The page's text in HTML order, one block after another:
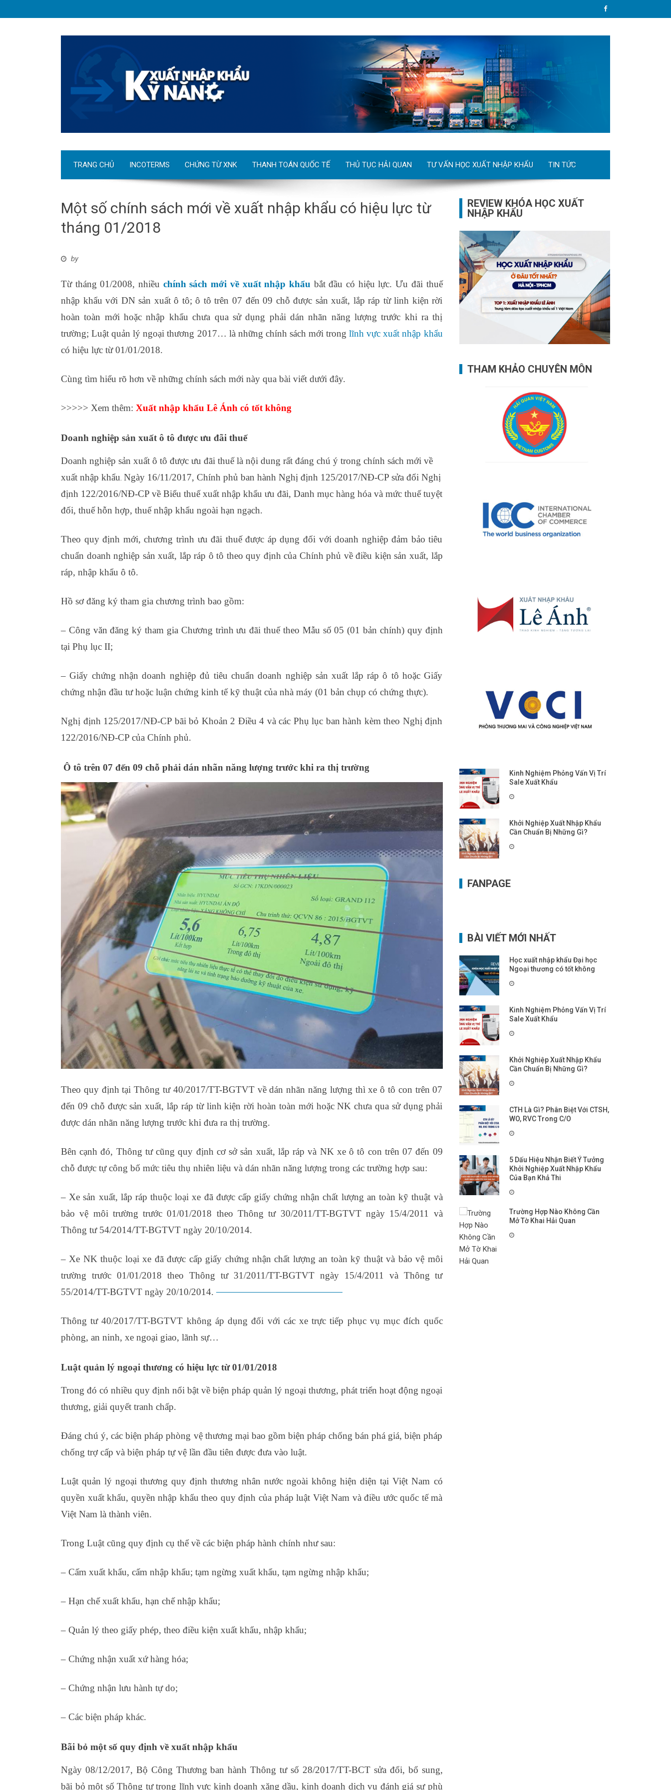
TRANG CHỦ INCOTERMS CHỨNG TỪ XNK THANH TOÁN QUỐC TẾ THỦ TỤC HẢI QUAN TƯ VẤN HỌC XUẤT NHẬP KHẨU TIN TỨC
Một số chính sách mới về xuất nhập khẩu có hiệu lực từ
tháng 01/2018
by
Từ tháng 01/2008, nhiều chính sách mới về xuất nhập khẩu bắt đầu có hiệu lực. Ưu đãi thuế
nhập khẩu với DN sản xuất ô tô; ô tô trên 07 đến 09 chỗ được sản xuất, lắp ráp từ linh kiện rời
hoàn toàn mới hoặc nhập khẩu chưa qua sử dụng phải dán nhãn năng lượng trước khi ra thị
trường; Luật quản lý ngoại thương 2017… là những chính sách mới tronglĩnh vực xuất nhập khẩu
có hiệu lực từ 01/01/2018.
Cùng tìm hiểu rõ hơn về những chính sách mới này qua bài viết dưới đây.
>>>>> Xem thêm: Xuất nhập khẩu Lê Ánh có tốt không
Doanh nghiệp sản xuất ô tô được ưu đãi thuế
Doanh nghiệp sản xuất ô tô được ưu đãi thuế là nội dung rất đáng chú ý trong chính sách mới về
xuất nhập khẩu. Ngày 16/11/2017, Chính phủ ban hành Nghị định 125/2017/NĐ-CP sửa đổi Nghị
định 122/2016/NĐ-CP về Biểu thuế xuất nhập khẩu ưu đãi, Danh mục hàng hóa và mức thuế tuyệt
đối, thuế hỗn hợp, thuế nhập khẩu ngoài hạn ngạch.
Theo quy định mới, chương trình ưu đãi thuế được áp dụng đối với doanh nghiệp đảm bảo tiêu
chuẩn doanh nghiệp sản xuất, lắp ráp ô tô theo quy định của Chính phủ về điều kiện sản xuất, lắp
ráp, nhập khẩu ô tô.
Hồ sơ đăng ký tham gia chương trình bao gồm:
– Công văn đăng ký tham gia Chương trình ưu đãi thuế theo Mẫu số 05 (01 bản chính) quy định
tại Phụ lục II;
– Giấy chứng nhận doanh nghiệp đủ tiêu chuẩn doanh nghiệp sản xuất lắp ráp ô tô hoặc Giấy
chứng nhận đầu tư hoặc luận chứng kinh tế kỹ thuật của nhà máy (01 bản chụp có chứng thực).
Nghị định 125/2017/NĐ-CP bãi bỏ Khoản 2 Điều 4 và các Phụ lục ban hành kèm theo Nghị định
122/2016/NĐ-CP của Chính phủ.
Ô tô trên 07 đến 09 chỗ phải dán nhãn năng lượng trước khi ra thị trường
Theo quy định tại Thông tư 40/2017/TT-BGTVT về dán nhãn năng lượng thì xe ô tô con trên 07
đến 09 chỗ được sản xuất, lắp ráp từ linh kiện rời hoàn toàn mới hoặc NK chưa qua sử dụng phải
được dán nhãn năng lượng trước khi đưa ra thị trường.
Bên cạnh đó, Thông tư cũng quy định cơ sở sản xuất, lắp ráp và NK xe ô tô con trên 07 đến 09
chỗ được tự công bố mức tiêu thụ nhiên liệu và dán nhãn năng lượng trong các trường hợp sau:
– Xe sản xuất, lắp ráp thuộc loại xe đã được cấp giấy chứng nhận chất lượng an toàn kỹ thuật và
bảo vệ môi trường trước 01/01/2018 theo Thông tư 30/2011/TT-BGTVT ngày 15/4/2011 và
Thông tư 54/2014/TT-BGTVT ngày 20/10/2014.
– Xe NK thuộc loại xe đã được cấp giấy chứng nhận chất lượng an toàn kỹ thuật và bảo vệ môi
trường trước 01/01/2018 theo Thông tư 31/2011/TT-BGTVT ngày 15/4/2011 và Thông tư
55/2014/TT-BGTVT ngày 20/10/2014. tài liệu tin học văn phòng cơ bản
Thông tư 40/2017/TT-BGTVT không áp dụng đối với các xe trực tiếp phục vụ mục đích quốc
phòng, an ninh, xe ngoại giao, lãnh sự…
Luật quản lý ngoại thương có hiệu lực từ 01/01/2018
Trong đó có nhiều quy định nổi bật về biện pháp quản lý ngoại thương, phát triển hoạt động ngoại
thương, giải quyết tranh chấp.
Đáng chú ý, các biện pháp phòng vệ thương mại bao gồm biện pháp chống bán phá giá, biện pháp
chống trợ cấp và biện pháp tự vệ lần đầu tiên được đưa vào luật.
Luật quản lý ngoại thương quy định thương nhân nước ngoài không hiện diện tại Việt Nam có
quyền xuất khẩu, quyền nhập khẩu theo quy định của pháp luật Việt Nam và điều ước quốc tế mà
Việt Nam là thành viên.
Trong Luật cũng quy định cụ thể về các biện pháp hành chính như sau:
– Cấm xuất khẩu, cấm nhập khẩu; tạm ngừng xuất khẩu, tạm ngừng nhập khẩu;
– Hạn chế xuất khẩu, hạn chế nhập khẩu;
– Quản lý theo giấy phép, theo điều kiện xuất khẩu, nhập khẩu;
– Chứng nhận xuất xứ hàng hóa;
– Chứng nhận lưu hành tự do;
– Các biện pháp khác.
Bãi bỏ một số quy định về xuất nhập khẩu
Ngày 08/12/2017, Bộ Công Thương ban hành Thông tư số 28/2017/TT-BCT sửa đổi, bổ sung,
bãi bỏ một số Thông tư trong lĩnh vực kinh doanh xăng dầu, kinh doanh dịch vụ đánh giá sự phù
REVIEW KHÓA HỌC XUẤT
NHẬP KHẨU
THAM KHẢO CHUYÊN MÔN
Kinh Nghiệm Phỏng Vấn Vị Trí
Sale Xuất Khẩu
Khởi Nghiệp Xuất Nhập Khẩu
Cần Chuẩn Bị Những Gì?
FANPAGE
BÀI VIẾT MỚI NHẤT
Học xuất nhập khẩu Đại học
Ngoại thương có tốt không
Kinh Nghiệm Phỏng Vấn Vị Trí
Sale Xuất Khẩu
Khởi Nghiệp Xuất Nhập Khẩu
Cần Chuẩn Bị Những Gì?
CTH Là Gì? Phân Biệt Với CTSH,
WO, RVC Trong C/O
5 Dấu Hiệu Nhận Biết Ý Tưởng
Khởi Nghiệp Xuất Nhập Khẩu
Của Bạn Khả Thi
Trường Hợp Nào Không Cần
Mở Tờ Khai Hải Quan